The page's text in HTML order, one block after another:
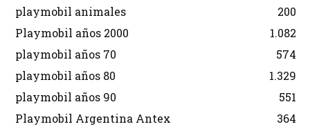
playmobil animales
200
Playmobil años 2000
1.082
playmobil años 70
574
playmobil años 80
1.329
playmobil años 90
551
Playmobil Argentina Antex
364